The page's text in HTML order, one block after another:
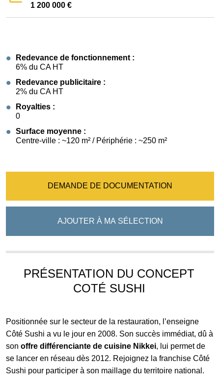
1 200 000 €
Redevance de fonctionnement :
6% du CA HT
Redevance publicitaire :
2% du CA HT
Royalties :
0
Surface moyenne :
Centre-ville : ~120 m² / Périphérie : ~250 m²
DEMANDE DE DOCUMENTATION
AJOUTER À MA SÉLECTION
PRÉSENTATION DU CONCEPT
COTÉ SUSHI
Positionnée sur le secteur de la restauration, l’enseigne
Côté Sushi a vu le jour en 2008. Son succès immédiat, dû à
son offre différenciante de cuisine Nikkei, lui permet de
se lancer en réseau dès 2012. Rejoignez la franchise Côté
Sushi pour participer à son maillage du territoire national.